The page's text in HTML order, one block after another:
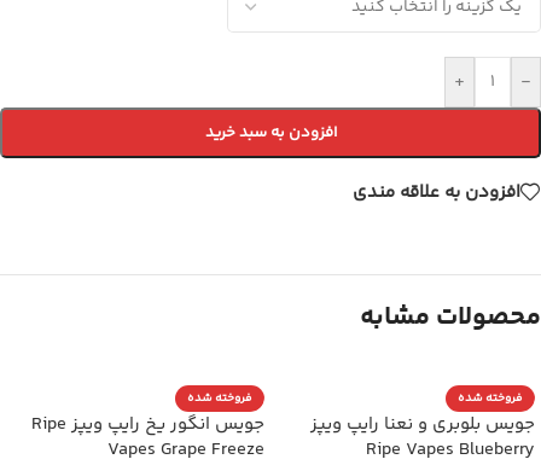
-
+
افزودن به سبد خرید
افزودن به علاقه مندی
محصولات مشابه
فروخته شده
جویس بلوبری و نعنا رایپ ویپز
Ripe Vapes Blueberry
فروخته شده
جویس انگور یخ رایپ ویپز Ripe
Vapes Grape Freeze